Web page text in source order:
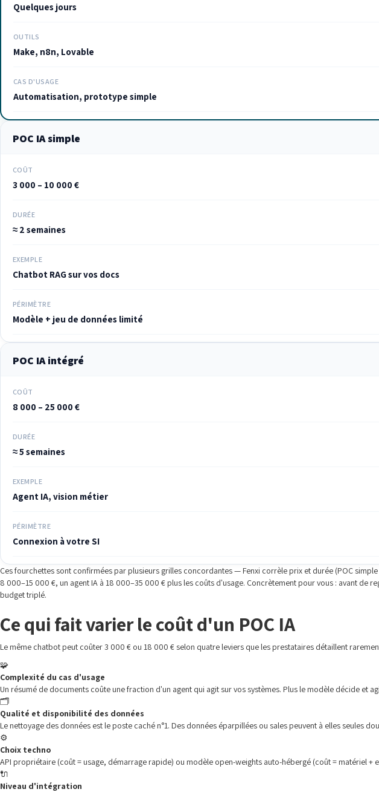
Quelques jours
OUTILS
Make, n8n, Lovable
CAS D'USAGE
Automatisation, prototype simple
POC IA simple
COÛT
3 000 – 10 000 €
DURÉE
≈ 2 semaines
EXEMPLE
Chatbot RAG sur vos docs
PÉRIMÈTRE
Modèle + jeu de données limité
POC IA intégré
COÛT
8 000 – 25 000 €
DURÉE
≈ 5 semaines
EXEMPLE
Agent IA, vision métier
PÉRIMÈTRE
Connexion à votre SI
Ces fourchettes sont confirmées par plusieurs grilles concordantes — Fenxi corrèle prix et durée (POC
8 000–15 000 €, un agent IA à 18 000–35 000 € plus les coûts d'usage. Concrètement pour vous : avant de
budget triplé.
Ce qui fait varier le coût d'un POC IA
Le même chatbot peut coûter 3 000 € ou 18 000 € selon quatre leviers que les prestataires détaillent
🧩
Complexité du cas d'usage
Un résumé de documents coûte une fraction d'un agent qui agit sur vos systèmes. Plus le modèle décide et
🗂️
Qualité et disponibilité des données
Le nettoyage des données est le poste caché n°1. Des données éparpillées ou sales peuvent à elles seules
⚙️
Choix techno
API propriétaire (coût = usage, démarrage rapide) ou modèle open-weights auto-hébergé (coût = matériel
🔌
Niveau d'intégration